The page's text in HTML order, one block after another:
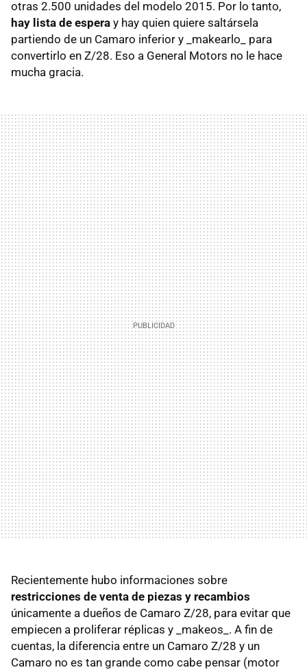
otras 2.500 unidades del modelo 2015. Por lo tanto,
hay lista de espera y hay quien quiere saltársela
partiendo de un Camaro inferior y _makearlo_ para
convertirlo en Z/28. Eso a General Motors no le hace
mucha gracia.
Recientemente hubo informaciones sobre
restricciones de venta de piezas y recambios
únicamente a dueños de Camaro Z/28, para evitar que
empiecen a proliferar réplicas y _makeos_. A fin de
cuentas, la diferencia entre un Camaro Z/28 y un
Camaro no es tan grande como cabe pensar (motor